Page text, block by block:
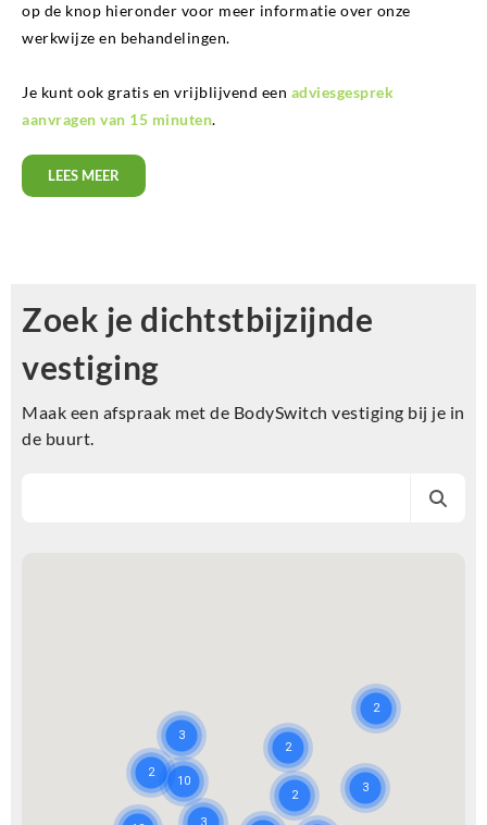
op de knop hieronder voor meer informatie over onze
werkwijze en behandelingen.
Je kunt ook gratis en vrijblijvend een adviesgesprek
aanvragen van 15 minuten.
LEES MEER
Zoek je dichtstbijzijnde
vestiging
Maak een afspraak met de BodySwitch vestiging bij je in
de buurt.